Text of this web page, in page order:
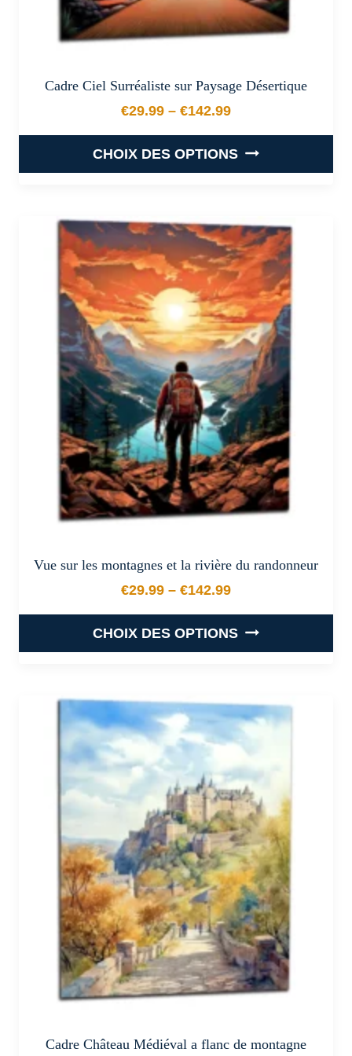
Cadre Ciel Surréaliste sur Paysage Désertique
€29.99 – €142.99
Plage de prix : €29.99 à
CHOIX DES OPTIONS
a
plusieurs
variations.
Les
options
peuvent
être
choisies
sur
la
page
du
produit
Vue sur les montagnes et la rivière du randonneur
€29.99 – €142.99
Plage de prix : €29.99 à
CHOIX DES OPTIONS
a
plusieurs
variations.
options
peuvent
être
choisies
sur
la
page
du
produit
Cadre Château Médiéval a flanc de montagne